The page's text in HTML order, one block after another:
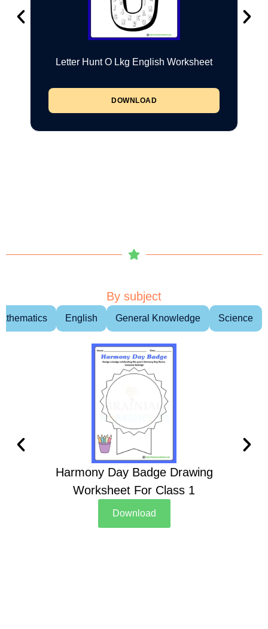
Letter Hunt O Lkg English Worksheet
DOWNLOAD
By subject
English General Knowledge Science
Harmony Day Badge Drawing
Worksheet For Class 1
Download